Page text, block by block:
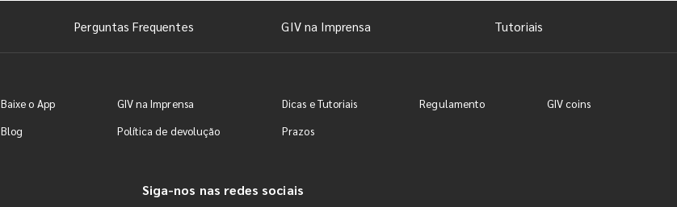
Perguntas Frequentes GIV na Imprensa Tutoriais
Baixe o App GIV na Imprensa Dicas e Tutoriais Regulamento
GIV coins
Blog Política de devolução Prazos
Siga-nos nas redes sociais